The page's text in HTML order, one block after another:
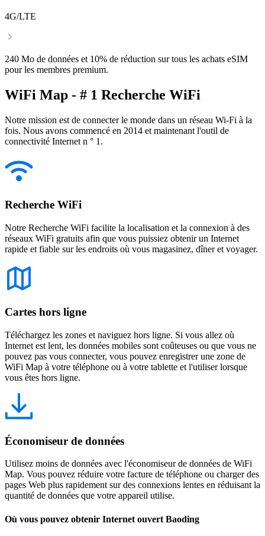
4G/LTE
240 Mo de données et 10% de réduction sur tous les achats eSIM
pour les membres premium.
WiFi Map - # 1 Recherche WiFi
Notre mission est de connecter le monde dans un réseau Wi-Fi à la
fois. Nous avons commencé en 2014 et maintenant l'outil de
connectivité Internet n ° 1.
Recherche WiFi
Notre Recherche WiFi facilite la localisation et la connexion à des
réseaux WiFi gratuits afin que vous puissiez obtenir un Internet
rapide et fiable sur les endroits où vous magasinez, dîner et voyager.
Cartes hors ligne
Téléchargez les zones et naviguez hors ligne. Si vous allez où
Internet est lent, les données mobiles sont coûteuses ou que vous ne
pouvez pas vous connecter, vous pouvez enregistrer une zone de
WiFi Map à votre téléphone ou à votre tablette et l'utiliser lorsque
vous êtes hors ligne.
Économiseur de données
Utilisez moins de données avec l'économiseur de données de WiFi
Map. Vous pouvez réduire votre facture de téléphone ou charger des
pages Web plus rapidement sur des connexions lentes en réduisant la
quantité de données que votre appareil utilise.
Où vous pouvez obtenir Internet ouvert Baoding